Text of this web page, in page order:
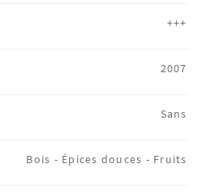
+++
2007
Sans
Bois - Épices douces - Fruits